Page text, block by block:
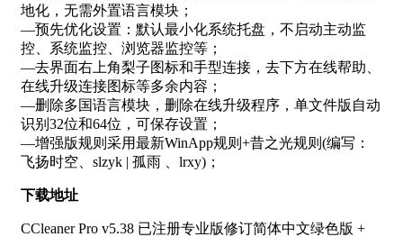
地化，无需外置语言模块；
—预先优化设置：默认最小化系统托盘，不启动主动监
控、系统监控、浏览器监控等；
—去界面右上角梨子图标和手型连接，去下方在线帮助、
在线升级连接图标等多余内容；
—删除多国语言模块，删除在线升级程序，单文件版自动
识别32位和64位，可保存设置；
—增强版规则采用最新WinApp规则+昔之光规则(编写：
飞扬时空、slzyk | 孤雨 、lrxy)；
下载地址
CCleaner Pro v5.38 已注册专业版修订简体中文绿色版 +